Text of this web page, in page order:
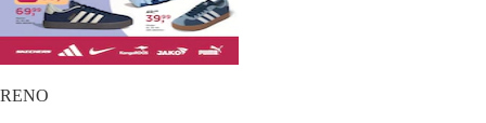
RENO